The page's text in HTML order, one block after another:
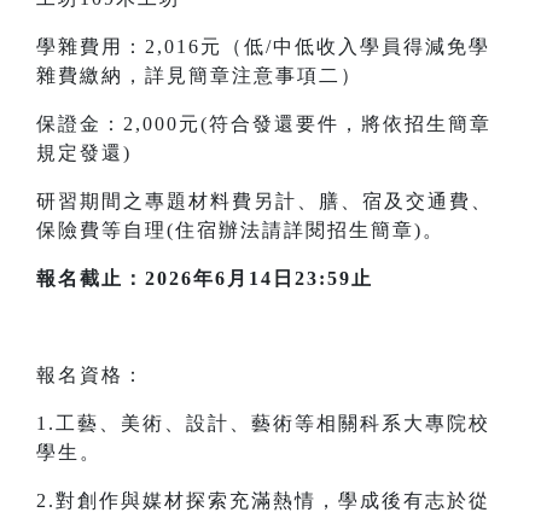
學雜費用：2,016元（低/中低收入學員得減免學
雜費繳納，詳見簡章注意事項二）
保證金：2,000元(符合發還要件，將依招生簡章
規定發還)
研習期間之專題材料費另計、膳、宿及交通費、
保險費等自理(住宿辦法請詳閱招生簡章)。
報名截止：2026年6月14日23:59止
報名資格：
1.工藝、美術、設計、藝術等相關科系大專院校
學生。
2.對創作與媒材探索充滿熱情，學成後有志於從